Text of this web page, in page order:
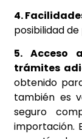
4.
posibilidad
5. Acceso
trámites
obtenido
también es
seguro
importación.